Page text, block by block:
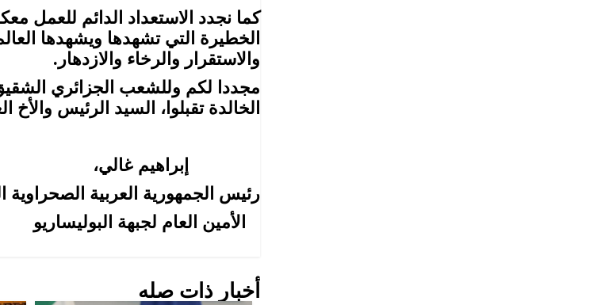
كما نجدد الاستعداد الدائم للعمل
الخطيرة التي تشهدها ويشهدها
والاستقرار والرخاء والازدهار.
مجددا لكم وللشعب الجزائري
الخالدة تقبلوا، السيد الرئيس
إبراهيم غالي،
رئيس الجمهورية العربية الصحراوية
الأمين العام لجبهة البوليساريو
أخبار ذات صله